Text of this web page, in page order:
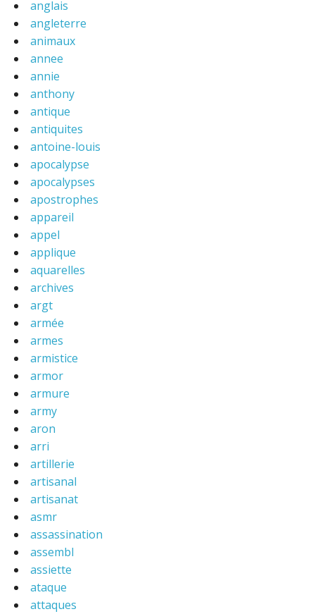
anglais
angleterre
animaux
annee
annie
anthony
antique
antiquites
antoine-louis
apocalypse
apocalypses
apostrophes
appareil
appel
applique
aquarelles
archives
argt
armée
armes
armistice
armor
armure
army
aron
arri
artillerie
artisanal
artisanat
asmr
assassination
assembl
assiette
ataque
attaques